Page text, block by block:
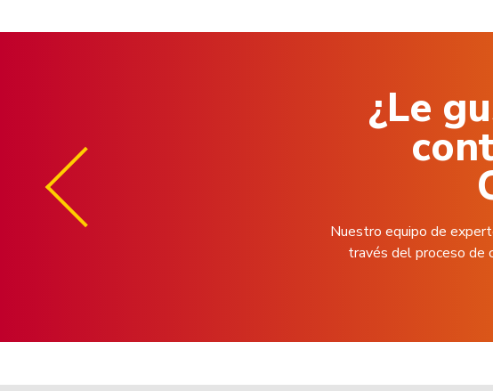
¿Le
Nuestro equipo de
través del proceso de